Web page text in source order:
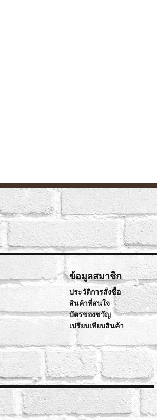
ข้อมูลสมาชิก
ประวัติการสั่งซื้อ
สินค้าที่สนใจ
บัตรของขวัญ
เปรียบเทียบสินค้า